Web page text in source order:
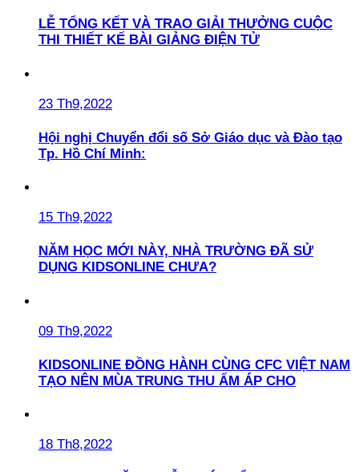
LỄ TỔNG KẾT VÀ TRAO GIẢI THƯỞNG CUỘC
THI THIẾT KẾ BÀI GIẢNG ĐIỆN TỬ
23 Th9,2022
Hội nghị Chuyển đổi số Sở Giáo dục và Đào tạo
Tp. Hồ Chí Minh:
15 Th9,2022
NĂM HỌC MỚI NÀY, NHÀ TRƯỜNG ĐÃ SỬ
DỤNG KIDSONLINE CHƯA?
09 Th9,2022
KIDSONLINE ĐỒNG HÀNH CÙNG CFC VIỆT NAM
TẠO NÊN MÙA TRUNG THU ẤM ÁP CHO
18 Th8,2022